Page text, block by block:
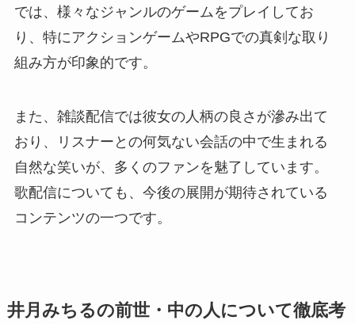
では、様々なジャンルのゲームをプレイしてお
り、特にアクションゲームやRPGでの真剣な取り
組み方が印象的です。
また、雑談配信では彼女の人柄の良さが滲み出て
おり、リスナーとの何気ない会話の中で生まれる
自然な笑いが、多くのファンを魅了しています。
歌配信についても、今後の展開が期待されている
コンテンツの一つです。
井月みちるの前世・中の人について徹底考